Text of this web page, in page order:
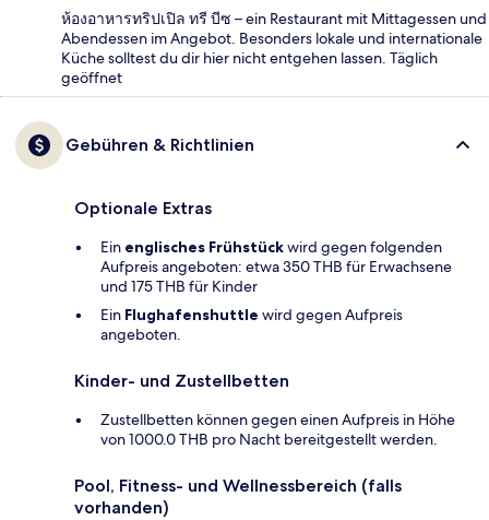
ห้องอาหารทริปเปิล ทรี บีซ – ein Restaurant mit Mittagessen und
Abendessen im Angebot. Besonders lokale und internationale
Küche solltest du dir hier nicht entgehen lassen. Täglich
geöffnet
Gebühren & Richtlinien
Optionale Extras
Ein englisches Frühstückwird gegen folgenden
Aufpreis angeboten: etwa 350 THB für Erwachsene
und 175 THB für Kinder
Ein Flughafenshuttle wird gegen Aufpreis
angeboten.
Kinder- und Zustellbetten
Zustellbetten können gegen einen Aufpreis in Höhe
von 1000.0 THB pro Nacht bereitgestellt werden.
Pool, Fitness- und Wellnessbereich (falls
vorhanden)